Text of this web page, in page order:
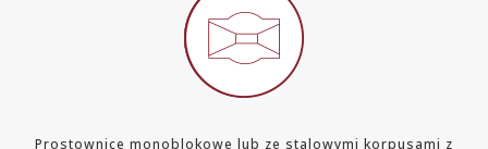
Prostownice monoblokowe lub ze stalowymi korpusami z